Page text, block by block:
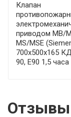
Клапан
приводом МВ/
MS/MSE
700x500x165
90, E90 1,5 часа
Отзывы